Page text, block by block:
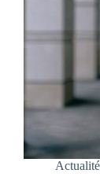
Actualité